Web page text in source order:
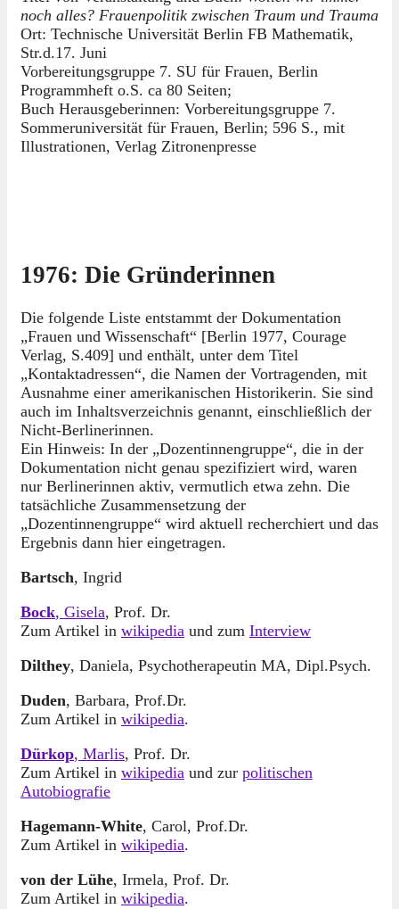
noch alles? Frauenpolitik zwischen Traum und Trauma
Ort: Technische Universität Berlin FB Mathematik,
Str.d.17. Juni
Vorbereitungsgruppe 7. SU für Frauen, Berlin
Programmheft o.S. ca 80 Seiten;
Buch Herausgeberinnen: Vorbereitungsgruppe 7.
Sommeruniversität für Frauen, Berlin; 596 S., mit
Illustrationen, Verlag Zitronenpresse
1976: Die Gründerinnen
Die folgende Liste entstammt der Dokumentation
„Frauen und Wissenschaft“ [Berlin 1977, Courage
Verlag, S.409] und enthält, unter dem Titel
„Kontaktadressen“, die Namen der Vortragenden, mit
Ausnahme einer amerikanischen Historikerin. Sie sind
auch im Inhaltsverzeichnis genannt, einschließlich der
Nicht-Berlinerinnen.
Ein Hinweis: In der „Dozentinnengruppe“, die in der
Dokumentation nicht genau spezifiziert wird, waren
nur Berlinerinnen aktiv, vermutlich etwa zehn. Die
tatsächliche Zusammensetzung der
„Dozentinnengruppe“ wird aktuell recherchiert und das
Ergebnis dann hier eingetragen.
Bartsch, Ingrid
Bock, Gisela, Prof. Dr.
Zum Artikel in wikipedia und zum Interview
Dilthey, Daniela, Psychotherapeutin MA, Dipl.Psych.
Duden, Barbara, Prof.Dr.
Zum Artikel in wikipedia.
Dürkop, Marlis, Prof. Dr.
Zum Artikel in wikipedia und zur politischen
Autobiografie
Hagemann-White, Carol, Prof.Dr.
Zum Artikel in wikipedia.
von der Lühe, Irmela, Prof. Dr.
Zum Artikel in wikipedia.